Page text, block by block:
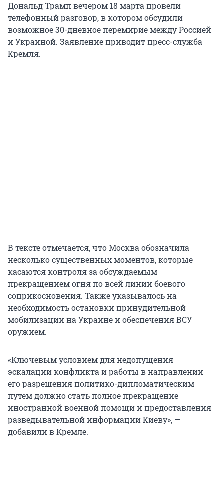
Дональд Трамп вечером 18 марта провели
телефонный разговор, в котором обсудили
возможное 30-дневное перемирие между Россией
и Украиной. Заявление приводит пресс-служба
Кремля.
В тексте отмечается, что Москва обозначила
несколько существенных моментов, которые
касаются контроля за обсуждаемым
прекращением огня по всей линии боевого
соприкосновения. Также указывалось на
необходимость остановки принудительной
мобилизации на Украине и обеспечения ВСУ
оружием.
«Ключевым условием для недопущения
эскалации конфликта и работы в направлении
его разрешения политико-дипломатическим
путем должно стать полное прекращение
иностранной военной помощи и предоставления
разведывательной информации Киеву», —
добавили в Кремле.